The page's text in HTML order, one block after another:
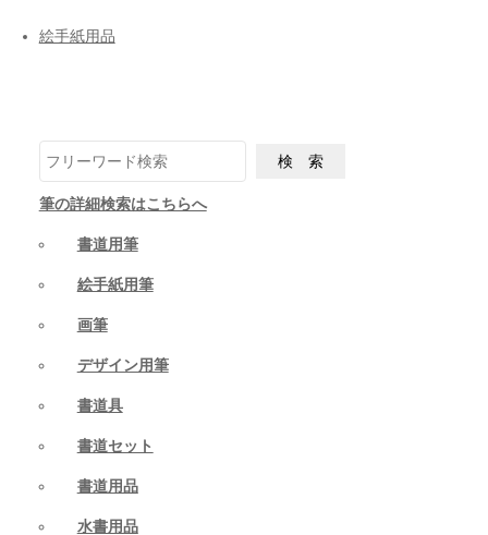
絵手紙用品
筆の詳細検索はこちらへ
書道用筆
絵手紙用筆
画筆
デザイン用筆
書道具
書道セット
書道用品
水書用品